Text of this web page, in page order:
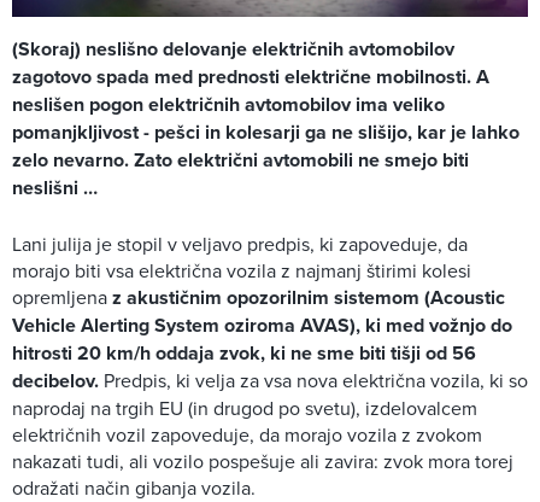
(Skoraj) neslišno delovanje električnih avtomobilov
zagotovo spada med prednosti električne mobilnosti. A
neslišen pogon električnih avtomobilov ima veliko
pomanjkljivost - pešci in kolesarji ga ne slišijo, kar je lahko
zelo nevarno. Zato električni avtomobili ne smejo biti
neslišni …
Lani julija je stopil v veljavo predpis, ki zapoveduje, da
morajo biti vsa električna vozila z najmanj štirimi kolesi
opremljenaz akustičnim opozorilnim sistemom (Acoustic
Vehicle Alerting System oziroma AVAS), ki med vožnjo do
hitrosti 20 km/h oddaja zvok, ki ne sme biti tišji od 56
decibelov. Predpis, ki velja za vsa nova električna vozila, ki so
naprodaj na trgih EU (in drugod po svetu), izdelovalcem
električnih vozil zapoveduje, da morajo vozila z zvokom
nakazati tudi, ali vozilo pospešuje ali zavira: zvok mora torej
odražati način gibanja vozila.